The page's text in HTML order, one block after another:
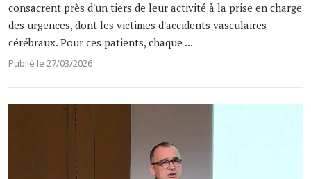
consacrent près d'un tiers de leur activité à la prise en charge
des urgences, dont les victimes d'accidents vasculaires
cérébraux. Pour ces patients, chaque ...
Publié le 27/03/2026